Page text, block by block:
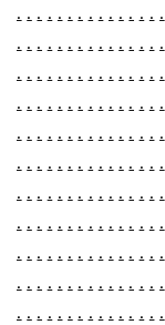
. . . . . . . . . . . . . . .
. . . . . . . . . . . . . . .
. . . . . . . . . . . . . . .
. . . . . . . . . . . . . . .
. . . . . . . . . . . . . . .
. . . . . . . . . . . . . . .
. . . . . . . . . . . . . . .
. . . . . . . . . . . . . . .
. . . . . . . . . . . . . . .
. . . . . . . . . . . . . . .
. . . . . . . . . . . . . . .